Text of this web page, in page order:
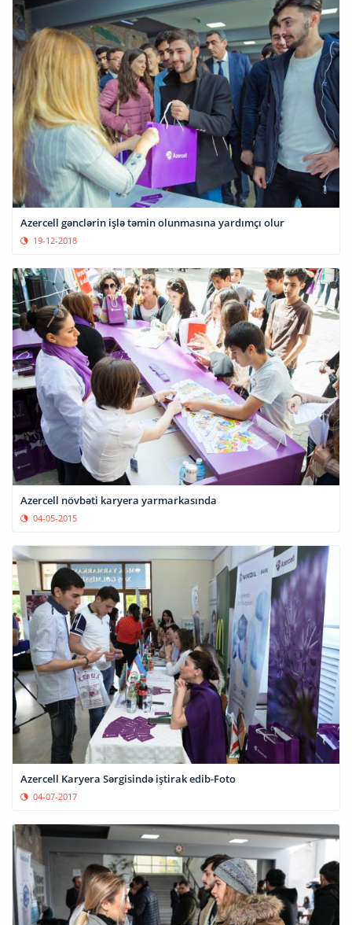
Azercell gənclərin işlə təmin olunmasına yardımçı olur
19-12-2018
Azercell növbəti karyera yarmarkasında
04-05-2015
Azercell Karyera Sərgisində iştirak edib-Foto
04-07-2017